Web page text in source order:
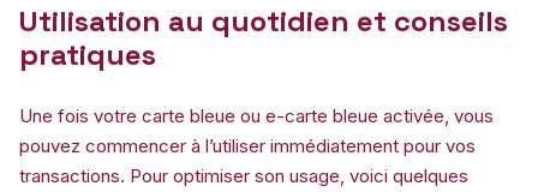
Utilisation au quotidien et conseils
pratiques
Une fois votre carte bleue ou e-carte bleue activée, vous
pouvez commencer à l’utiliser immédiatement pour vos
transactions. Pour optimiser son usage, voici quelques